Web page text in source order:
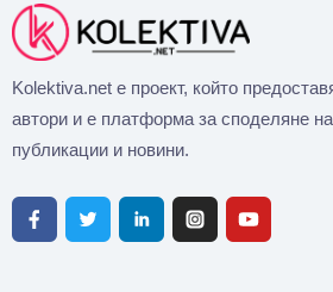
Kolektiva.net е проект, който
автори и е платформа за споделяне
публикации и новини.